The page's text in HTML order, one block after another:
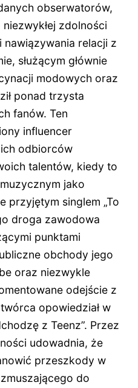
obserwatorów,
zdolności
relacji z
służącym głównie
modowych oraz
ponad trzysta
fanów. Ten
influencer
odbiorców
talentów, kiedy to
jako
przyjętym singlem „To
droga zawodowa
punktami
obchody jego
oraz niezwykle
odejście z
opowiedział w
z Teenz”. Przez
udowadnia, że
przeszkody w
do